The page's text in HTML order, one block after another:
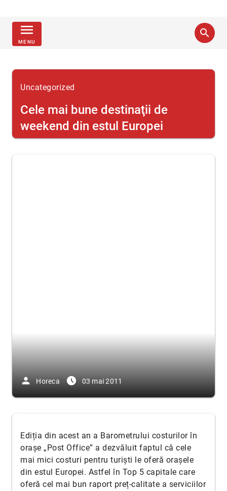
menu
MENU
search
Uncategorized
Cele mai bune destinaţii de
weekend din estul Europei
person Horeca access_time_filled 03 mai 2011
Ediția din acest an a Barometrului costurilor în
orașe „Post Office” a dezvăluit faptul că cele
mai mici costuri pentru turiști le oferă orașele
din estul Europei. Astfel în Top 5 capitale care
oferă cel mai bun raport preț-calitate a serviciilor